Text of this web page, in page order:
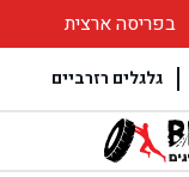
בפריסה ארצית
גלגלים רזרביים